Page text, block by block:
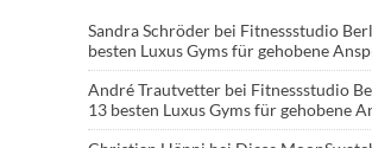
Sandra Schröder bei Fitnessstudio
besten Luxus Gyms für gehobene
André Trautvetter bei Fitnessstudio
13 besten Luxus Gyms für gehobene